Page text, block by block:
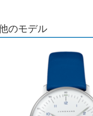
のモデル